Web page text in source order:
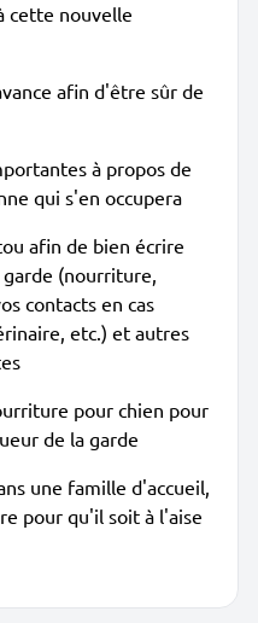
cette nouvelle
afin d'être sûr de
à propos de
qui s'en occupera
afin de bien écrire
(nourriture,
contacts en cas
etc.) et autres
pour chien pour
de la garde
une famille d'accueil,
pour qu'il soit à l'aise